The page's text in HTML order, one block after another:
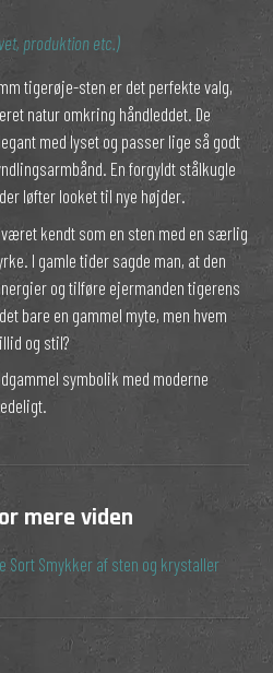
produktion etc.)
tigerøje-sten er det perfekte valg,
natur omkring håndleddet. De
med lyset og passer lige så godt
En forgyldt stålkugle
løfter looket til nye højder.
kendt som en sten med en særlig
I gamle tider sagde man, at den
og tilføre ejermanden tigerens
bare en gammel myte, men hvem
og stil?
symbolik med moderne
mere viden
Sort Smykker af sten og krystaller